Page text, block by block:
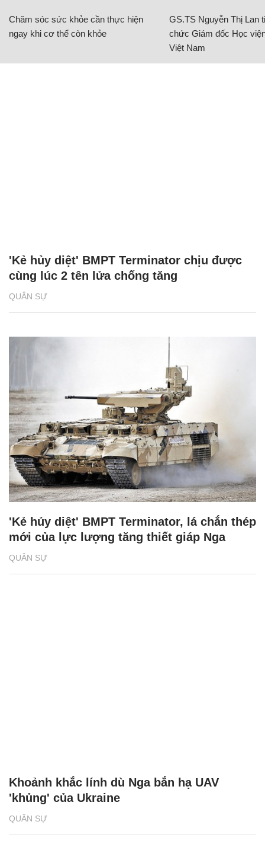
Chăm sóc sức khỏe cần thực hiện
ngay khi cơ thể còn khỏe
GS.TS Nguyễn Thị Lan
chức Giám đốc Học
Việt Nam
QUÂN SỰ
'Kẻ hủy diệt' BMPT Terminator chịu được
cùng lúc 2 tên lửa chống tăng
QUÂN SỰ
'Kẻ hủy diệt' BMPT Terminator, lá chắn thép
mới của lực lượng tăng thiết giáp Nga
QUÂN SỰ
Khoảnh khắc lính dù Nga bắn hạ UAV
'khủng' của Ukraine